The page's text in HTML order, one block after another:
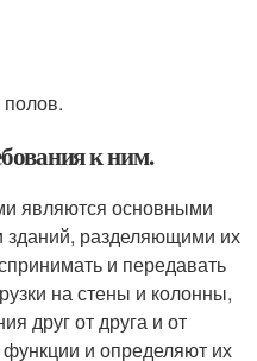
к ним.
являются основными
зданий, разделяющими их
и передавать
на стены и колонны,
друг от друга и от
и определяют их